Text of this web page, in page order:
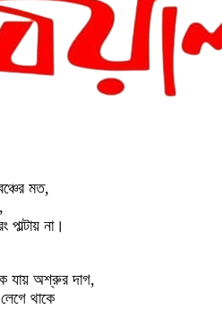
মত,
পাল্টায় না।
যায় অশ্রুর দাগ,
থাকে